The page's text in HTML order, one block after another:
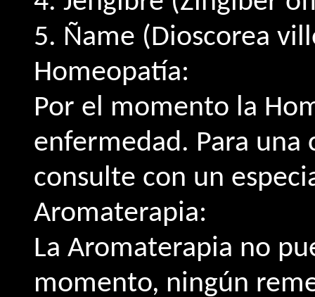
5. Ñame (Dioscorea
Homeopatía:
Por el momento la
enfermedad. Para una
consulte con un
Aromaterapia:
La Aromaterapia no
momento, ningún